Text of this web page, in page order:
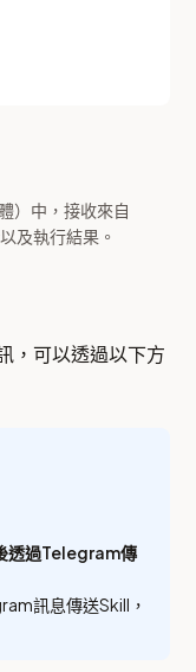
）中，接收來自
及執行結果。
，可以透過以下方
透過Telegram傳
訊息傳送Skill，